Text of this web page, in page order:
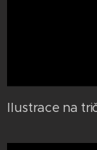
Ilustrace na